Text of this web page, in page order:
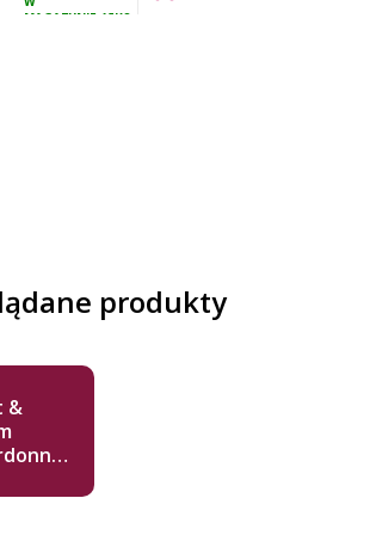
VAT
MAGAZYNIE 15KS
produkty
&